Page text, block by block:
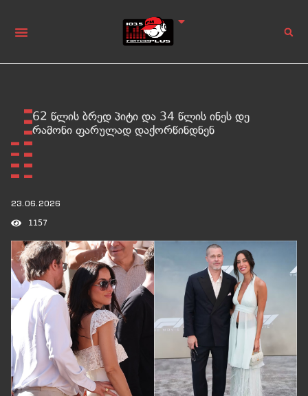
62 წლის ბრედ პიტი და 34 წლის ინეს დე
რამონი ფარულად დაქორწინდნენ
23.06.2026
1157